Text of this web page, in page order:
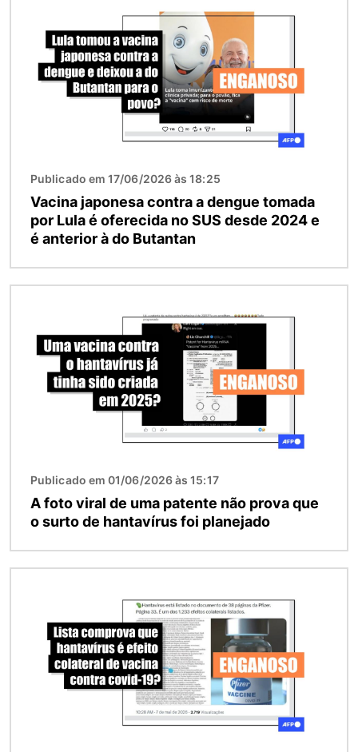
Publicado em 17/06/2026 às 18:25
Vacina japonesa contra a dengue tomada
por Lula é oferecida no SUS desde 2024 e
é anterior à do Butantan
Publicado em 01/06/2026 às 15:17
A foto viral de uma patente não prova que
o surto de hantavírus foi planejado